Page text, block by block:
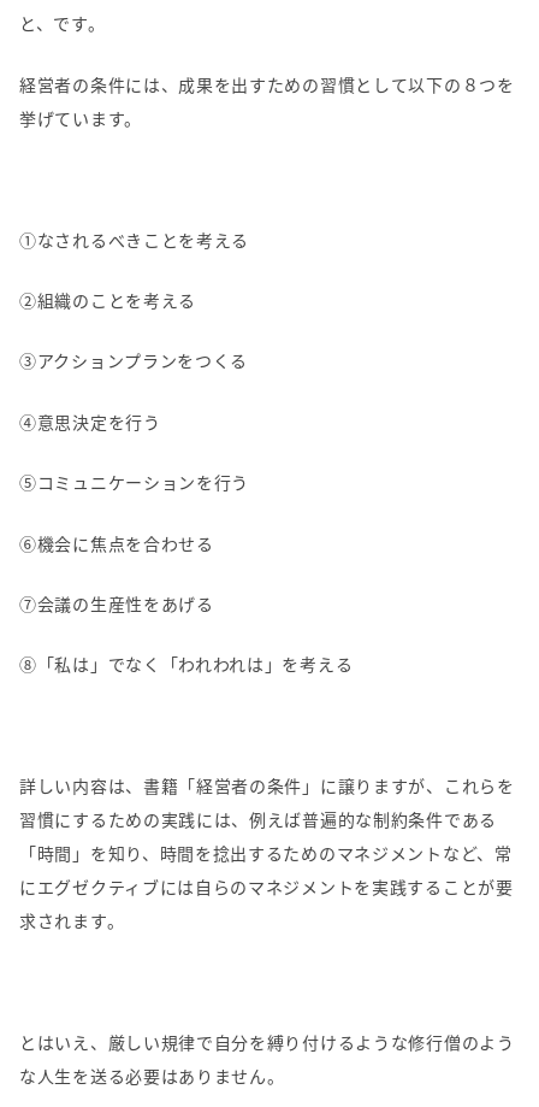
と、です。
経営者の条件には、成果を出すための習慣として以下の８つを
挙げています。
①なされるべきことを考える
②組織のことを考える
③アクションプランをつくる
④意思決定を行う
⑤コミュニケーションを行う
⑥機会に焦点を合わせる
⑦会議の生産性をあげる
⑧「私は」でなく「われわれは」を考える
詳しい内容は、書籍「経営者の条件」に譲りますが、これらを
習慣にするための実践には、例えば普遍的な制約条件である
「時間」を知り、時間を捻出するためのマネジメントなど、常
にエグゼクティブには自らのマネジメントを実践することが要
求されます。
とはいえ、厳しい規律で自分を縛り付けるような修行僧のよう
な人生を送る必要はありません。